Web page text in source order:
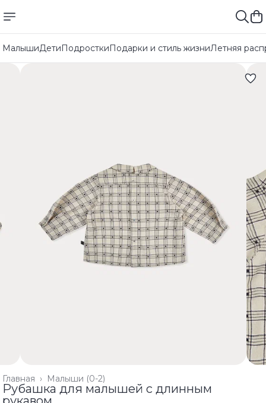
МалышиДетиПодросткиПодарки и стиль жизниЛетняя
Малыши (0-2)
Главная ›
Рубашка для малышей с длинным